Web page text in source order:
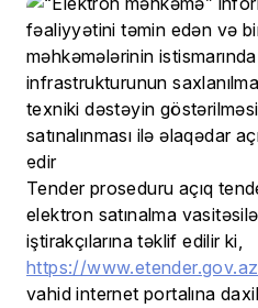
Tender proseduru açıq
elektron satınalma
iştirakçılarına təklif edilir ki,
https://www.etender.gov.az
vahid internet portalına